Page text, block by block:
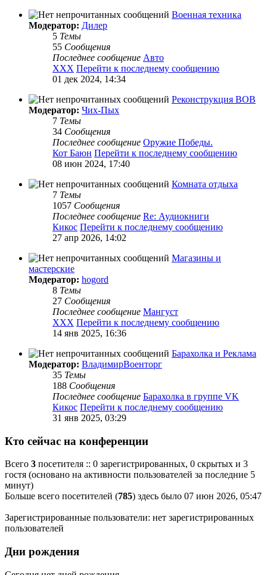
Военная техника
Модератор: Дилер
5 Темы
55 Сообщения
Последнее сообщение Авто
XXX Перейти к последнему сообщению
01 дек 2024, 14:34
Реконструкция ВОВ
Модератор: Чих-Пых
7 Темы
34 Сообщения
Последнее сообщение Оружие Победы.
Кот Баюн Перейти к последнему сообщению
08 июн 2024, 17:40
Комната отдыха
7 Темы
1057 Сообщения
Последнее сообщение Re: Аудиокниги
Кикос Перейти к последнему сообщению
27 апр 2026, 14:02
Магазины и
мастерские
Модератор: hogord
8 Темы
27 Сообщения
Последнее сообщение Мангуст
XXX Перейти к последнему сообщению
14 янв 2025, 16:36
Барахолка и Реклама
Модератор: ВладимирВоенторг
35 Темы
188 Сообщения
Последнее сообщение Барахолка в группе VK
Кикос Перейти к последнему сообщению
31 янв 2025, 03:29
Кто сейчас на конференции
Всего 3 посетителя :: 0 зарегистрированных, 0 скрытых и 3
гостя (основано на активности пользователей за последние 5
минут)
Больше всего посетителей (785) здесь было 07 июн 2026, 05:47
Зарегистрированные пользователи: нет зарегистрированных
пользователей
Дни рождения